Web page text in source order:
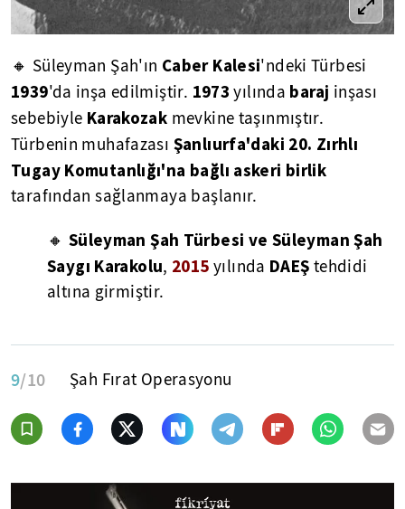
🔸 Süleyman Şah'ın Caber Kalesi'ndeki Türbesi
1939'da inşa edilmiştir. 1973yılında baraj inşası
sebebiyle Karakozak mevkine taşınmıştır.
Türbenin muhafazası Şanlıurfa'daki 20. Zırhlı
Tugay Komutanlığı'na bağlı askeri birlik
tarafından sağlanmaya başlanır.
🔸 Süleyman Şah Türbesi ve Süleyman Şah
Saygı Karakolu, 2015 yılında DAEŞ tehdidi
altına girmiştir.
9/10 Şah Fırat Operasyonu